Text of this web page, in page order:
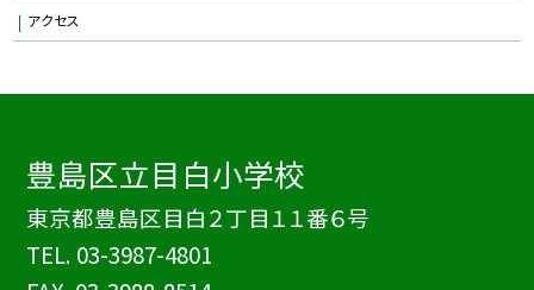
アクセス
豊島区立目白小学校
東京都豊島区目白２丁目１１番６号
TEL. 03-3987-4801